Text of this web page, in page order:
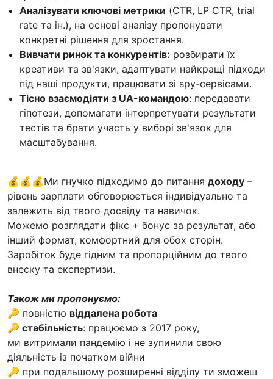
Аналізувати ключові метрики (CTR, LP CTR, trial
rate та ін.), на основі аналізу пропонувати
конкретні рішення для зростання.
Вивчати ринок та конкурентів: розбирати їх
креативи та зв'язки, адаптувати найкращі підходи
під наші продукти, працювати зі spy-сервісами.
Тісно взаємодіяти з UA-командою: передавати
гіпотези, допомагати інтерпретувати результати
тестів та брати участь у виборі зв'язок для
масштабування.
💰💰💰Ми гнучко підходимо до питання доходу –
рівень зарплати обговорюється індивідуально та
залежить від твого досвіду та навичок.
Можемо розглядати фікс + бонус за результат, або
інший формат, комфортний для обох сторін.
Заробіток буде гідним та пропорційним до твого
внеску та експертизи.
Також ми пропонуємо:
🔑 повністю віддалена робота
🔑 стабільність: працюємо з 2017 року,
ми витримали пандемію і не зупинили свою
діяльність із початком війни
🔑 при подальшому розширенні відділу ти зможеш